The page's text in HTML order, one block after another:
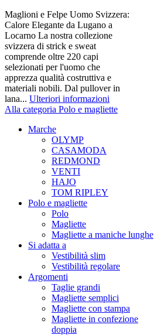
Maglioni e Felpe Uomo Svizzera:
Calore Elegante da Lugano a
Locarno La nostra collezione
svizzera di strick e sweat
comprende oltre 220 capi
selezionati per l'uomo che
apprezza qualità costruttiva e
materiali nobili. Dal pullover in
lana... Ulteriori informazioni
Alla categoria Polo e magliette
Marche
OLYMP
CASAMODA
REDMOND
VENTI
HAJO
TOM RIPLEY
Polo e magliette
Polo
Magliette
Magliette a maniche lunghe
Si adatta a
Vestibilità slim
Vestibilità regolare
Argomenti
Taglie grandi
Magliette semplici
Magliette con stampa
Magliette in confezione
doppia